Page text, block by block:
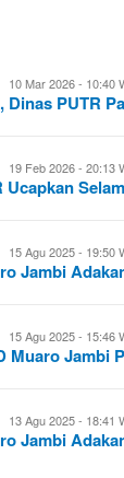
10 Mar 2026 - 10:40
Dinas PUTR
19 Feb 2026 - 20:13
Ucapkan
15 Agu 2025 - 19:50
Jambi
15 Agu 2025 - 15:46
Muaro Jambi
13 Agu 2025 - 18:41
Jambi